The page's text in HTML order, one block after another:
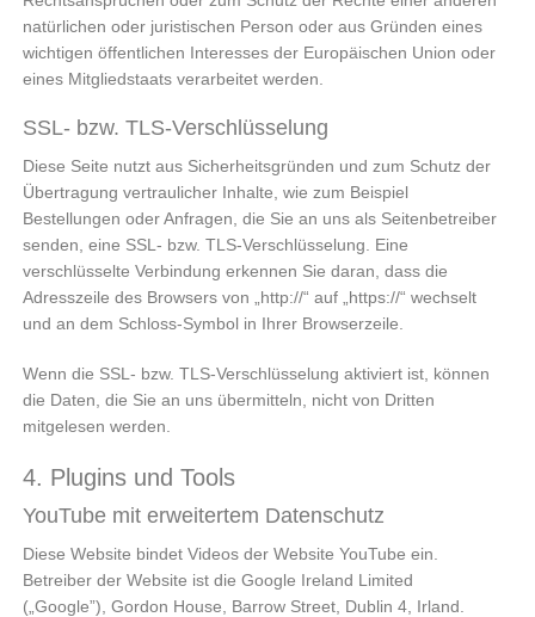
natürlichen oder juristischen Person oder aus Gründen eines
wichtigen öffentlichen Interesses der Europäischen Union oder
eines Mitgliedstaats verarbeitet werden.
SSL- bzw. TLS-Verschlüsselung
Diese Seite nutzt aus Sicherheitsgründen und zum Schutz der
Übertragung vertraulicher Inhalte, wie zum Beispiel
Bestellungen oder Anfragen, die Sie an uns als Seitenbetreiber
senden, eine SSL- bzw. TLS-Verschlüsselung. Eine
verschlüsselte Verbindung erkennen Sie daran, dass die
Adresszeile des Browsers von „http://“ auf „https://“ wechselt
und an dem Schloss-Symbol in Ihrer Browserzeile.
Wenn die SSL- bzw. TLS-Verschlüsselung aktiviert ist, können
die Daten, die Sie an uns übermitteln, nicht von Dritten
mitgelesen werden.
4. Plugins und Tools
YouTube mit erweitertem Datenschutz
Diese Website bindet Videos der Website YouTube ein.
Betreiber der Website ist die Google Ireland Limited
(„Google”), Gordon House, Barrow Street, Dublin 4, Irland.